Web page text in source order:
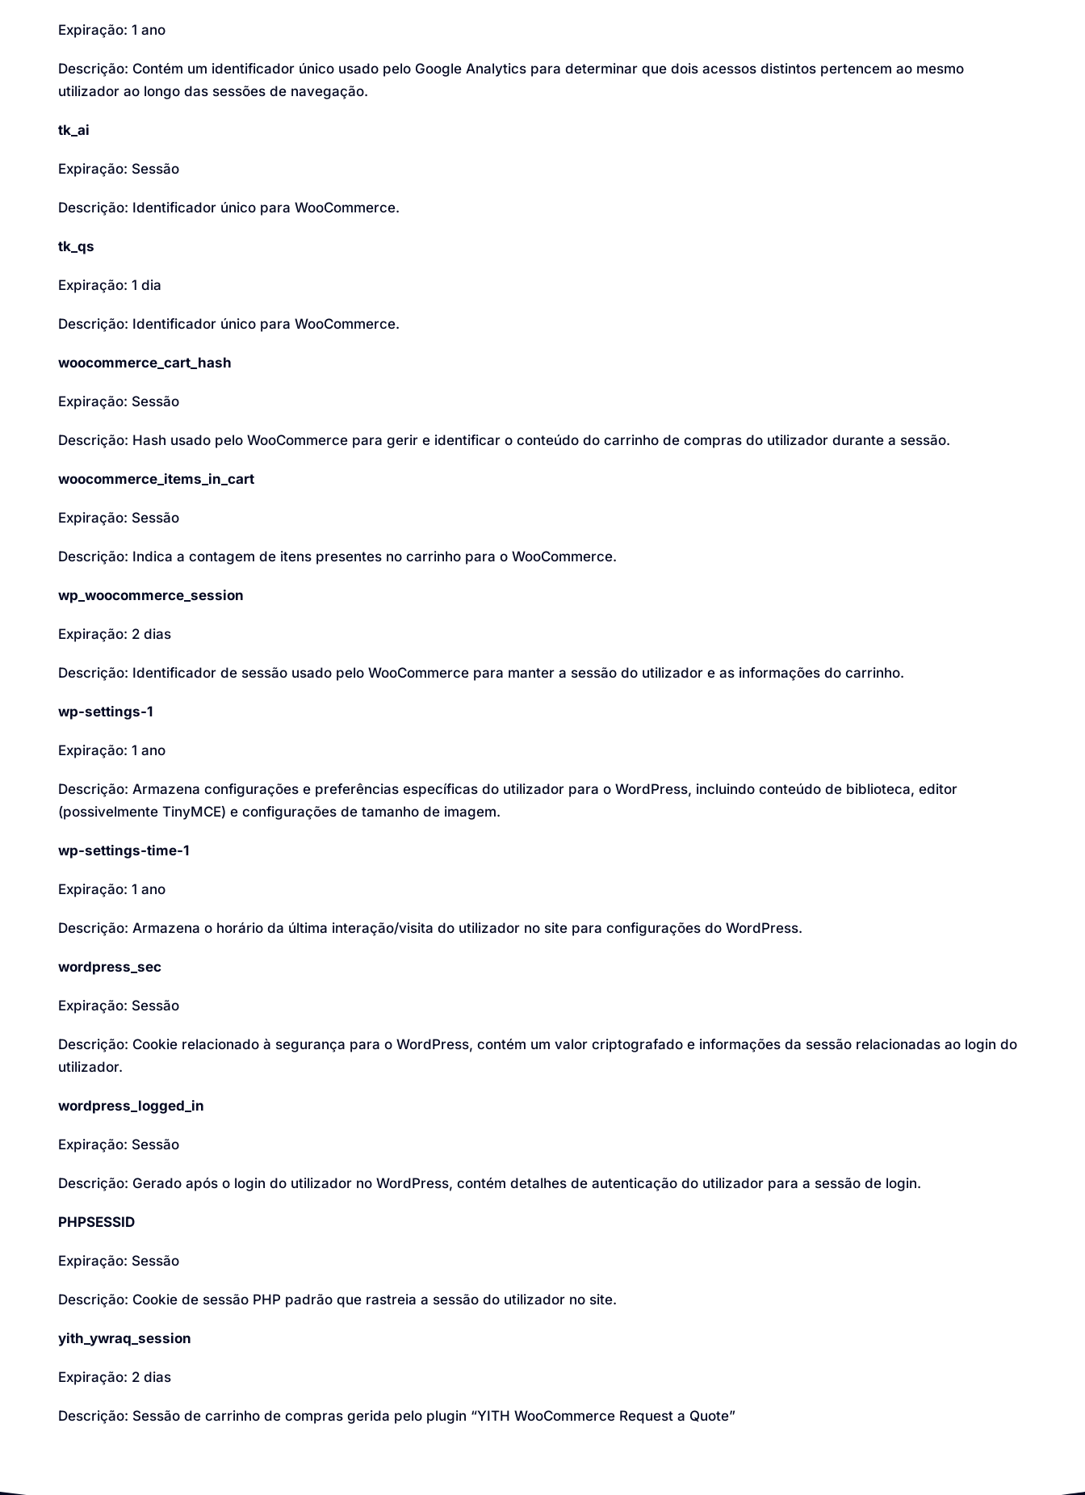
Expiração: 1 ano
Descrição: Contém um identificador único usado pelo Google Analytics para determinar que dois acessos distintos pertencem ao mesmo
utilizador ao longo das sessões de navegação.
tk_ai
Expiração: Sessão
Descrição: Identificador único para WooCommerce.
tk_qs
Expiração: 1 dia
Descrição: Identificador único para WooCommerce.
woocommerce_cart_hash
Expiração: Sessão
Descrição: Hash usado pelo WooCommerce para gerir e identificar o conteúdo do carrinho de compras do utilizador durante a sessão.
woocommerce_items_in_cart
Expiração: Sessão
Descrição: Indica a contagem de itens presentes no carrinho para o WooCommerce.
wp_woocommerce_session
Expiração: 2 dias
Descrição: Identificador de sessão usado pelo WooCommerce para manter a sessão do utilizador e as informações do carrinho.
wp-settings-1
Expiração: 1 ano
Descrição: Armazena configurações e preferências específicas do utilizador para o WordPress, incluindo conteúdo de biblioteca, editor
(possivelmente TinyMCE) e configurações de tamanho de imagem.
wp-settings-time-1
Expiração: 1 ano
Descrição: Armazena o horário da última interação/visita do utilizador no site para configurações do WordPress.
wordpress_sec
Expiração: Sessão
Descrição: Cookie relacionado à segurança para o WordPress, contém um valor criptografado e informações da sessão relacionadas ao login do
utilizador.
wordpress_logged_in
Expiração: Sessão
Descrição: Gerado após o login do utilizador no WordPress, contém detalhes de autenticação do utilizador para a sessão de login.
PHPSESSID
Expiração: Sessão
Descrição: Cookie de sessão PHP padrão que rastreia a sessão do utilizador no site.
yith_ywraq_session
Expiração: 2 dias
Descrição: Sessão de carrinho de compras gerida pelo plugin “YITH WooCommerce Request a Quote”